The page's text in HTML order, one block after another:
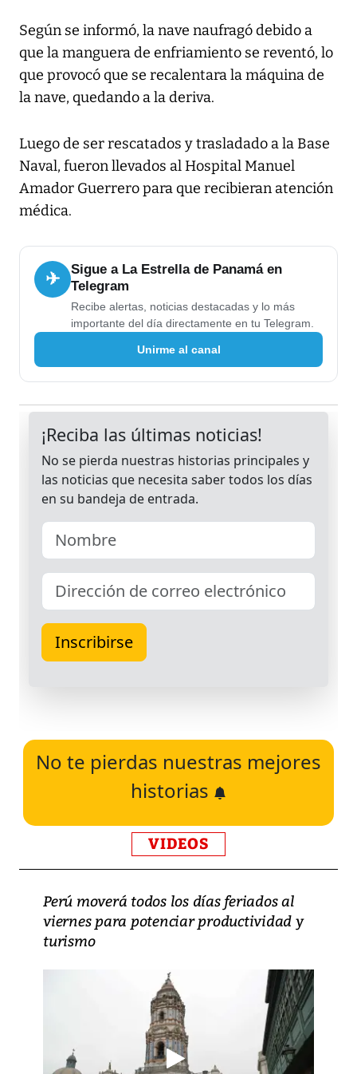
Según se informó, la nave naufragó debido a
que la manguera de enfriamiento se reventó, lo
que provocó que se recalentara la máquina de
la nave, quedando a la deriva.
Luego de ser rescatados y trasladado a la Base
Naval, fueron llevados al Hospital Manuel
Amador Guerrero para que recibieran atención
médica.
✈
Sigue a La Estrella de Panamá en
Telegram
Recibe alertas, noticias destacadas y lo más
importante del día directamente en tu Telegram.
Unirme al canal
No te pierdas nuestras mejores
historias
VIDEOS
Perú moverá todos los días feriados al
viernes para potenciar productividad y
turismo